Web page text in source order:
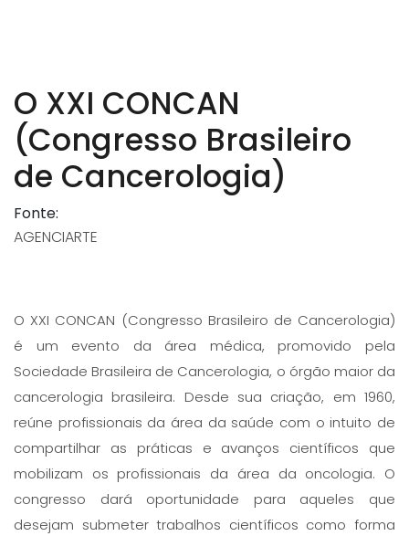
O XXI CONCAN
(Congresso Brasileiro
de Cancerologia)
Fonte:
AGENCIARTE
O XXI CONCAN (Congresso Brasileiro de Cancerologia)
é um evento da área médica, promovido pela
Sociedade Brasileira de Cancerologia, o órgão maior da
cancerologia brasileira. Desde sua criação, em 1960,
reúne profissionais da área da saúde com o intuito de
compartilhar as práticas e avanços científicos que
mobilizam os profissionais da área da oncologia. O
congresso dará oportunidade para aqueles que
desejam submeter trabalhos científicos como forma